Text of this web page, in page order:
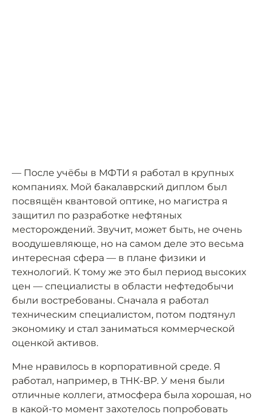
— После учёбы в МФТИ я работал в крупных
компаниях. Мой бакалаврский диплом был
посвящён квантовой оптике, но магистра я
защитил по разработке нефтяных
месторождений. Звучит, может быть, не очень
воодушевляюще, но на самом деле это весьма
интересная сфера — в плане физики и
технологий. К тому же это был период высоких
цен — специалисты в области нефтедобычи
были востребованы. Сначала я работал
техническим специалистом, потом подтянул
экономику и стал заниматься коммерческой
оценкой активов.
Мне нравилось в корпоративной среде. Я
работал, например, в ТНК-BP. У меня были
отличные коллеги, атмосфера была хорошая, но
в какой-то момент захотелось попробовать